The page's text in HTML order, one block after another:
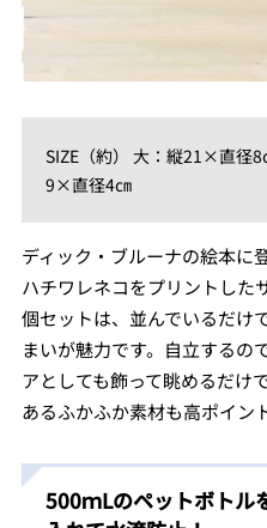
SIZE（約） 大：縦21×直径
9×直径4㎝
ディック・ブルーナの絵本に
ハチワレネコをプリントした
個セットは、並んでいるだけ
まいが魅力です。自立するの
アとしても飾って眺めるだけ
あるふかふか素材も高ポイン
500ｍLのペットボトル